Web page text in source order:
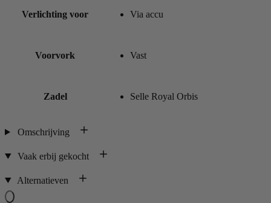
Verlichting voor Via accu
Voorvork Vast
Zadel Selle Royal Orbis
Omschrijving
Vaak erbij gekocht
Alternatieven